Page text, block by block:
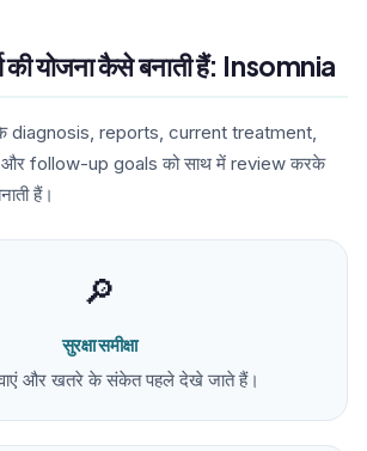
की योजना कैसे बनाती हैं: Insomnia
के diagnosis, reports, current treatment,
follow-up goals को साथ में review करके
हैं।
🔎
सुरक्षा समीक्षा
और खतरे के संकेत पहले देखे जाते हैं।